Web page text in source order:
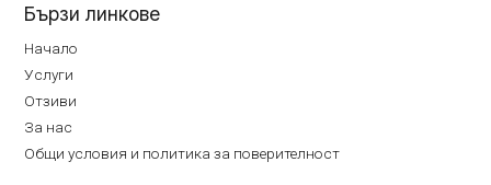
Бързи линкове
Начало
Услуги
Отзиви
За нас
Общи условия и политика за поверителност